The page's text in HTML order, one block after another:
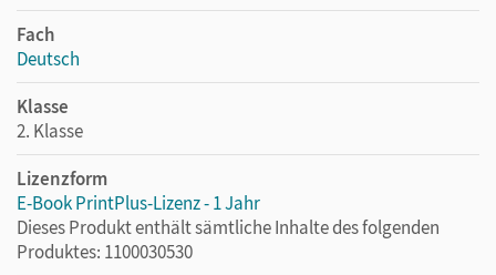
Fach
Deutsch
Klasse
2. Klasse
Lizenzform
E-Book PrintPlus-Lizenz - 1 Jahr
Dieses Produkt enthält sämtliche Inhalte des folgenden
Produktes: 1100030530